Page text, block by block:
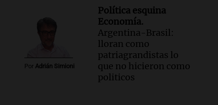
Por Adrián Simioni
Política esquina
Economía.
Argentina-Brasil:
lloran como
patriagrandistas lo
que no hicieron como
politicos